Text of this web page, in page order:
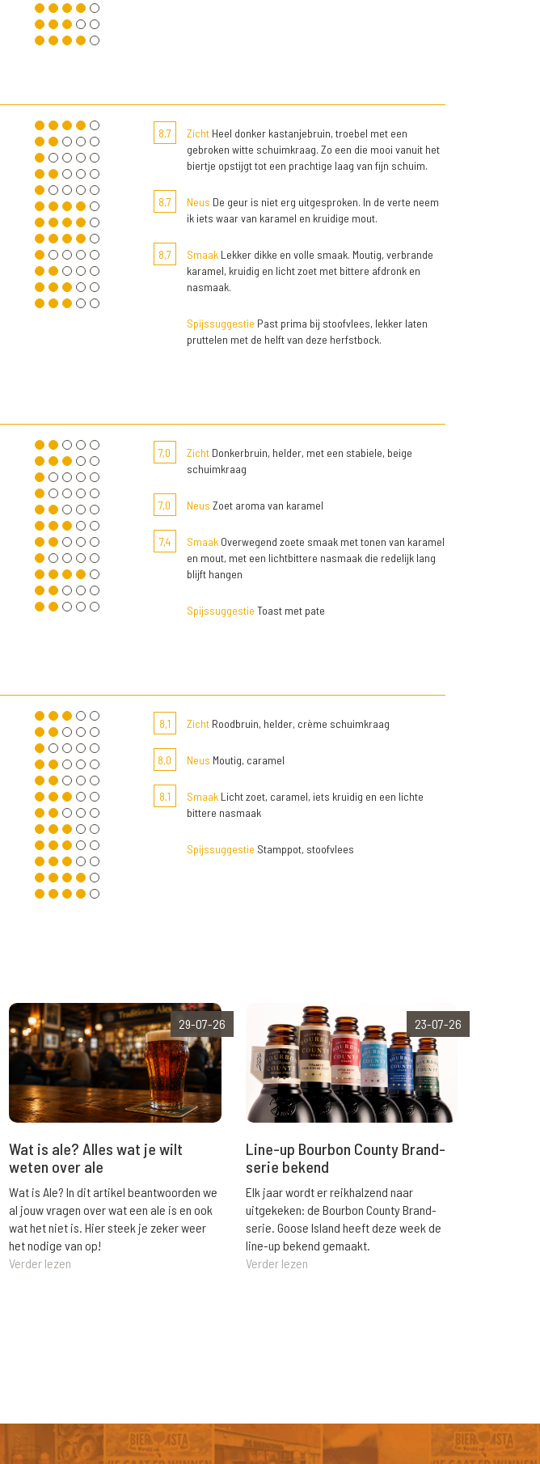
8,7 ZichtHeel donker kastanjebruin, troebel met een
gebroken witte schuimkraag. Zo een die mooi vanuit het
biertje opstijgt tot een prachtige laag van fijn schuim.
8,7 Neus De geur is niet erg uitgesproken. In de verte neem
ik iets waar van karamel en kruidige mout.
8,7 SmaakLekker dikke en volle smaak. Moutig, verbrande
karamel, kruidig en licht zoet met bittere afdronk en
nasmaak.
Spijssuggestie Past prima bij stoofvlees, lekker laten
pruttelen met de helft van deze herfstbock.
7,0 ZichtDonkerbruin, helder, met een stabiele, beige
schuimkraag
7,0 Neus Zoet aroma van karamel
7,4 SmaakOverwegend zoete smaak met tonen van karamel
en mout, met een lichtbittere nasmaak die redelijk lang
blijft hangen
Spijssuggestie Toast met pate
8,1 ZichtRoodbruin, helder, crème schuimkraag
8,0 Neus Moutig, caramel
8,1 SmaakLicht zoet, caramel, iets kruidig en een lichte
bittere nasmaak
Spijssuggestie Stamppot, stoofvlees
29-07-26
Wat is ale? Alles wat je wilt
weten over ale
Wat is Ale? In dit artikel beantwoorden we
al jouw vragen over wat een ale is en ook
wat het niet is. Hier steek je zeker weer
het nodige van op!
Verder lezen
23-07-26
Line-up Bourbon County Brand-
serie bekend
Elk jaar wordt er reikhalzend naar
uitgekeken: de Bourbon County Brand-
serie. Goose Island heeft deze week de
line-up bekend gemaakt.
Verder lezen